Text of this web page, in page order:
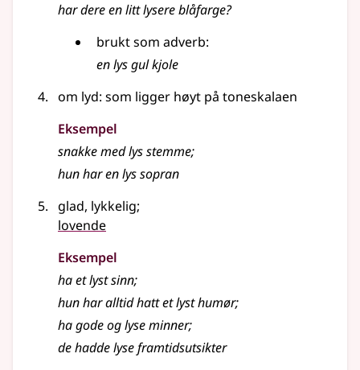
har dere en litt lysere blåfarge?
brukt som adverb:
enlysgul kjole
om lyd: som ligger høyt på toneskalaen
Eksempel
snakke medlysstemme;
hun har enlyssopran
glad, lykkelig;
lovende
Eksempel
ha etlystsinn;
hun har alltid hatt etlysthumør;
ha gode oglyseminner;
de haddelyseframtidsutsikter